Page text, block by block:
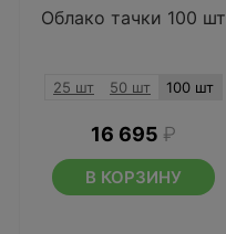
Облако тачки 100 шт
25 шт 50 шт 100 шт
16 695 ₽
В КОРЗИНУ